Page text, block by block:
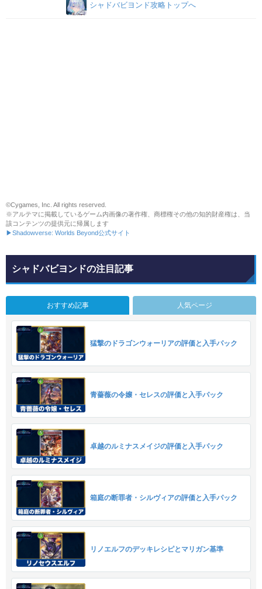
シャドバビヨンド攻略トップへ
©Cygames, Inc. All rights reserved.
※アルテマに掲載しているゲーム内画像の著作権、商標権その他の知的財産権は、当
該コンテンツの提供元に帰属します
▶Shadowverse: Worlds Beyond公式サイト
シャドバビヨンドの注目記事
おすすめ記事 人気ページ
猛撃のドラゴンウォーリアの評価と入手パック
青薔薇の令嬢・セレスの評価と入手パック
卓越のルミナスメイジの評価と入手パック
箱庭の断罪者・シルヴィアの評価と入手パック
リノエルフのデッキレシピとマリガン基準